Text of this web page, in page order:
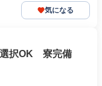
気になる
選択OK 寮完備